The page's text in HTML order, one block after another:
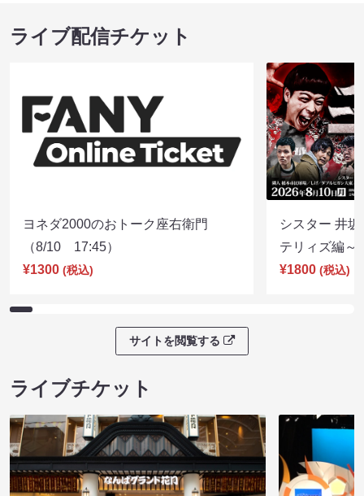
ライブ配信チケット
ヨネダ2000のおトーク座右衛門
（8/10 17:45）
¥1300 (税込)
シスター 井
テリィズ編
¥1800 (税込)
サイトを閲覧する
ライブチケット